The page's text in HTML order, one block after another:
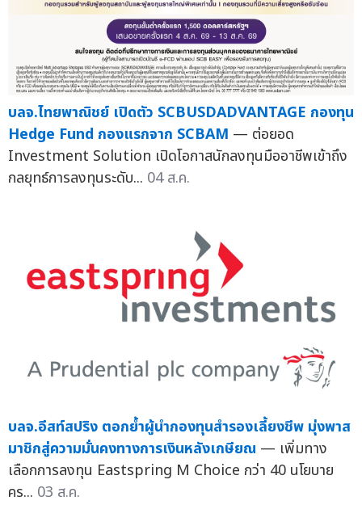
บลจ.ไทยพาณิชย์ เปิดตัว SCBUSDADVANTAGE กองทุน
Hedge Fund กองแรกจาก SCBAM — ต่อยอด
Investment Solution เปิดโอกาสนักลงทุนมืออาชีพเข้าถึง
กลยุทธ์การลงทุนระดับ... 04 ส.ค.
บลจ.อีสท์สปริง ตอกย้ำผู้นำกองทุนสำรองเลี้ยงชีพ มุ่งพาส
มาชิกสู่ความมั่นคงทางการเงินหลังเกษียณ — เพิ่มทาง
เลือกการลงทุน Eastspring M Choice กว่า 40 นโยบาย
คร... 03 ส.ค.